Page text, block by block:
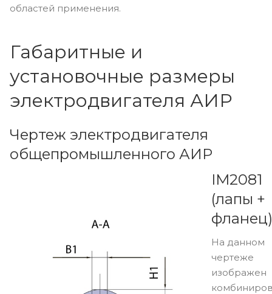
областей применения.
Габаритные и
установочные размеры
электродвигателя АИР
Чертеж электродвигателя
общепромышленного АИР
IM2081
(лапы +
фланец)
На данном
чертеже
изображен